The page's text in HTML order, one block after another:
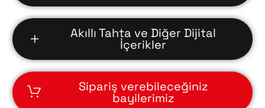
Akıllı Tahta ve Diğer Dijital
İçerikler
Sipariş verebileceğiniz
bayilerimiz